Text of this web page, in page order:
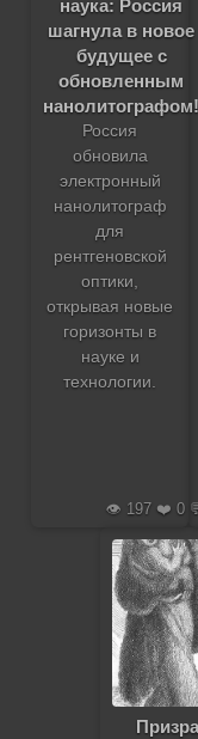
наука: Россия
шагнула в новое
будущее с
обновленным
нанолитографом!
Россия
обновила
электронный
нанолитограф
для
рентгеновской
оптики,
открывая новые
горизонты в
науке и
технологии.
👁️ 197 ❤️ 0